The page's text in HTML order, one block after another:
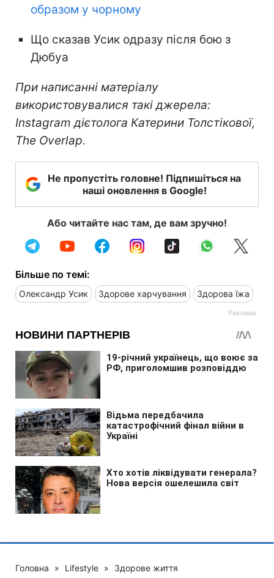
образом у чорному
Що сказав Усик одразу після бою з
Дюбуа
При написанні матеріалу
використовувалися такі джерела:
Instagram дієтолога Катерини Толстікової,
The Overlap.
Не пропустіть головне! Підпишіться на
наші оновлення в Google!
Або читайте нас там, де вам зручно!
Більше по темі:
Олександр Усик Здорове харчування Здорова їжа
Головна » Lifestyle » Здорове життя